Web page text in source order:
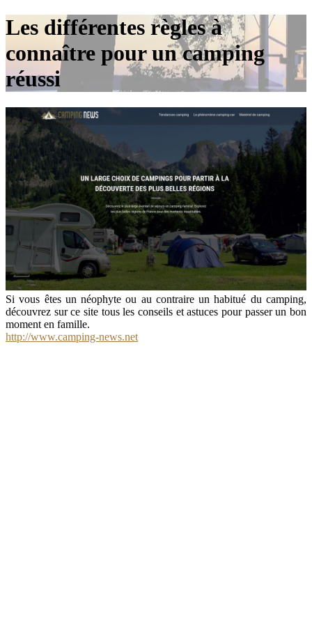
Les différentes règles à
connaître pour un camping
réussi
Si vous êtes un néophyte ou au contraire un habitué du camping,
découvrez sur ce site tous les conseils et astuces pour passer un bon
moment en famille.
http://www.camping-news.net